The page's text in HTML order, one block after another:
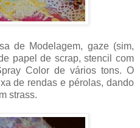
de Modelagem, gaze (sim,
papel de scrap, stencil com
Color de vários tons. O
de rendas e pérolas, dando
strass.